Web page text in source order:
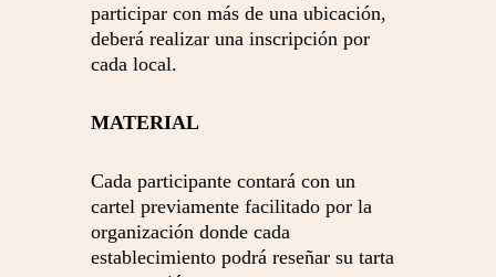
participar con más de una ubicación,
deberá realizar una inscripción por
cada local.
MATERIAL
Cada participante contará con un
cartel previamente facilitado por la
organización donde cada
establecimiento podrá reseñar su tarta